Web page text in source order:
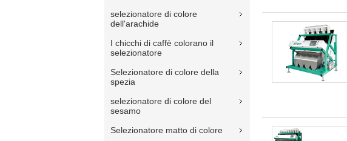
selezionatore di colore
dell'arachide
I chicchi di caffè colorano il
selezionatore
Selezionatore di colore della
spezia
selezionatore di colore del
sesamo
Selezionatore matto di colore